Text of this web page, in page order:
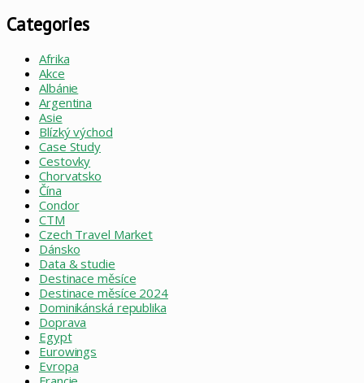
Categories
Afrika
Akce
Albánie
Argentina
Asie
Blízký východ
Case Study
Cestovky
Chorvatsko
Čína
Condor
CTM
Czech Travel Market
Dánsko
Data & studie
Destinace měsíce
Destinace měsíce 2024
Dominikánská republika
Doprava
Egypt
Eurowings
Evropa